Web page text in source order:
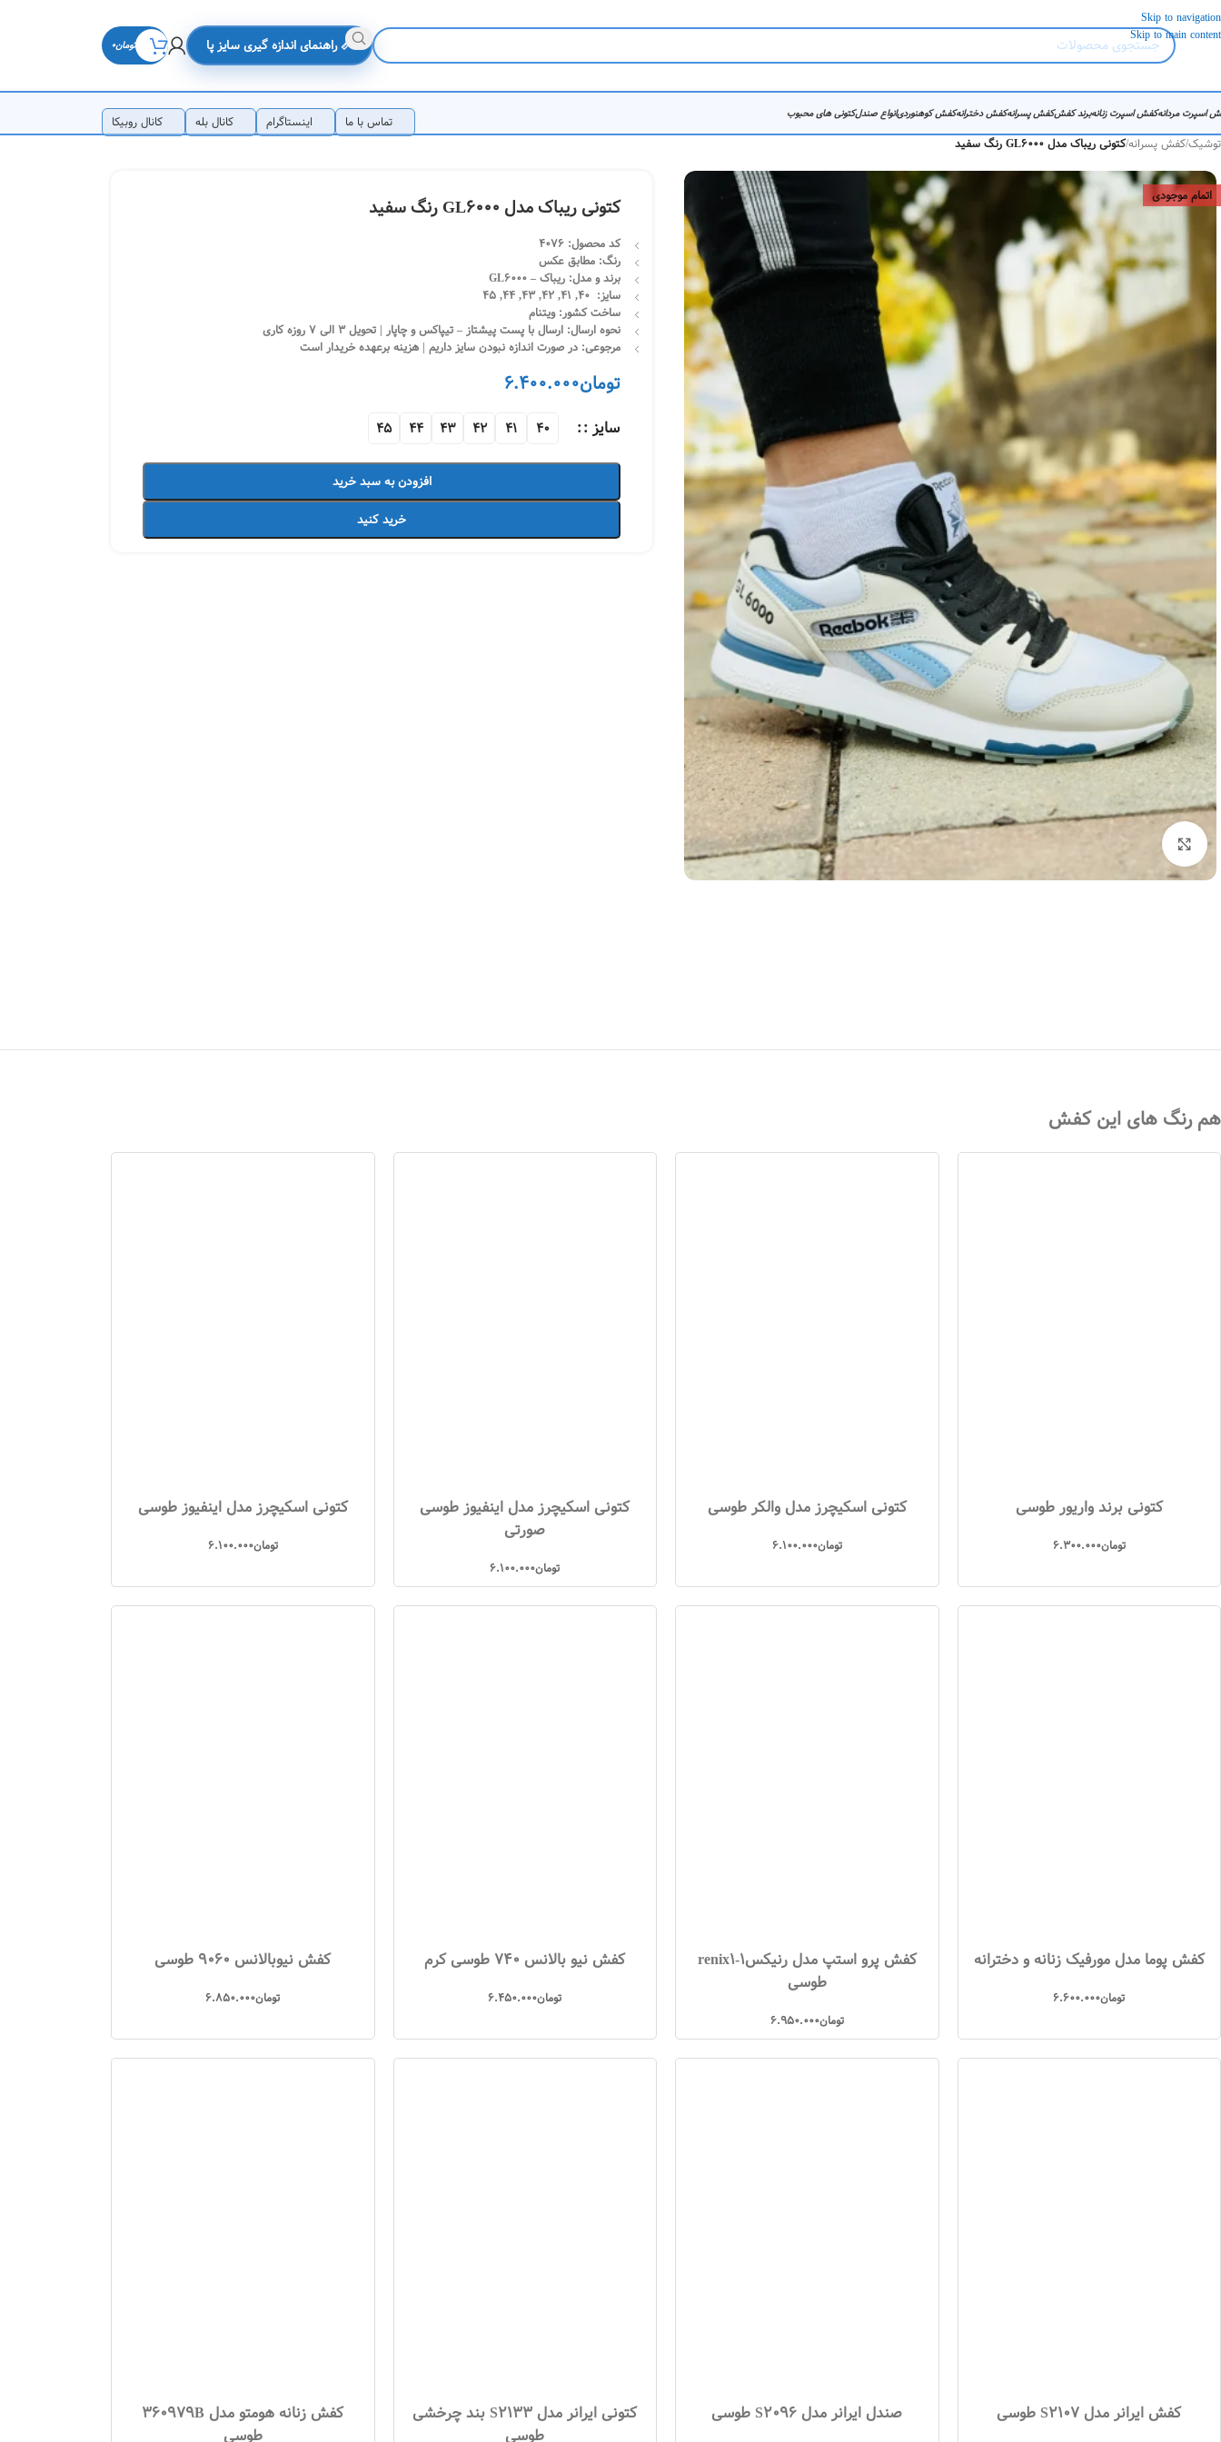
Skip to navigation
Skip to main content
📏 راهنمای اندازه گیری سایز پا تومان0
اسپرت مردانهکفش اسپرت زنانهبرند کفشکفش پسرانهکفش دخترانهکفش کوهنوردیانواع صندلکتونی های محبوب تماس با ما اینستاگرام کانال بله
کانال روبیکا
توشیک/کفش پسرانه/کتونی ریباک مدل GL6000 رنگ سفید
اتمام موجودی
بزرگنمایی تصویر
کتونی ریباک مدل GL6000 رنگ سفید
کد محصول: 4076
رنگ: مطابق عکس
برند و مدل: ریباک – GL6000
سایز: 40, 41, 42, 43, 44, 45
ساخت کشور: ویتنام
نحوه ارسال: ارسال با پست پیشتاز – تیپاکس و چاپار | تحویل 3 الی 7 روزه کاری
مرجوعی: در صورت اندازه نبودن سایز داریم | هزینه برعهده خریدار است
تومان6.400.000
سایز : 40
41
42
43
44
45
افزودن به سبد خرید
خرید کنید
هم رنگ های این کفش
کتونی برند واریور طوسی
تومان6.300.000
کتونی اسکیچرز مدل والکر طوسی
تومان6.100.000
کتونی اسکیچرز مدل اینفیوز طوسی
صورتی
تومان6.100.000
کتونی اسکیچرز مدل اینفیوز طوسی
تومان6.100.000
کفش پوما مدل مورفیک زنانه و دخترانه
تومان6.600.000
کفش پرو استپ مدل رنیکس1-renix1
طوسی
تومان6.950.000
کفش نیو بالانس 740 طوسی کرم
تومان6.450.000
کفش نیوبالانس 9060 طوسی
تومان6.850.000
کفش ایرانر مدل S2107 طوسی صندل ایرانر مدل S2096 طوسی
کتونی ایرانر مدل S2133 بند چرخشی
طوسی
کفش زنانه هومتو مدل 360979B
طوسی